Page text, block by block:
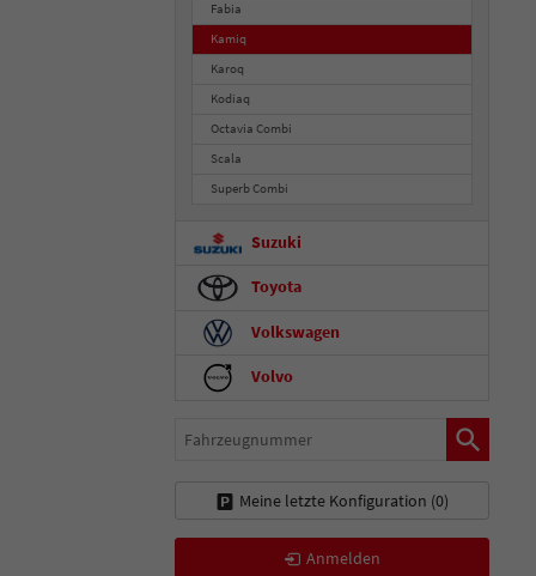
Fabia
Kamiq
Karoq
Kodiaq
Octavia Combi
Scala
Superb Combi
Suzuki
Toyota
Volkswagen
Volvo
Fahrzeugnummer
Meine letzte Konfiguration (0)
Anmelden